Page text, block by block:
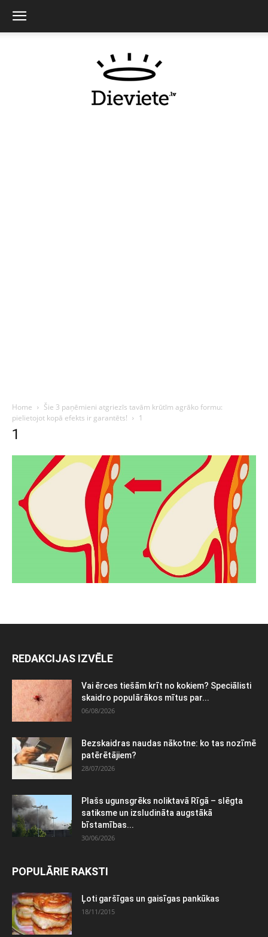
Home
Šie 3 paņēmieni atgriezīs tavām krūtīm agrāko formu:
pielietojot kopā efekts ir garantēts!
1
1
REDAKCIJAS IZVĒLE
Vai ērces tiešām krīt no kokiem? Speciālisti
skaidro populārākos mītus par...
06/08/2026
Bezskaidras naudas nākotne: ko tas nozīmē
patērētājiem?
28/07/2026
Plašs ugunsgrēks noliktavā Rīgā – slēgta
satiksme un izsludināta augstākā
bīstamības...
30/06/2026
POPULĀRIE RAKSTI
Ļoti garšīgas un gaisīgas pankūkas
18/11/2015